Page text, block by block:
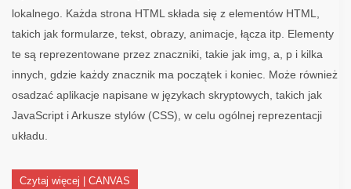
lokalnego. Każda strona HTML składa się z elementów HTML,
takich jak formularze, tekst, obrazy, animacje, łącza itp. Elementy
te są reprezentowane przez znaczniki, takie jak img, a, p i kilka
innych, gdzie każdy znacznik ma początek i koniec. Może również
osadzać aplikacje napisane w językach skryptowych, takich jak
JavaScript i Arkusze stylów (CSS), w celu ogólnej reprezentacji
układu.
Czytaj więcej | CANVAS